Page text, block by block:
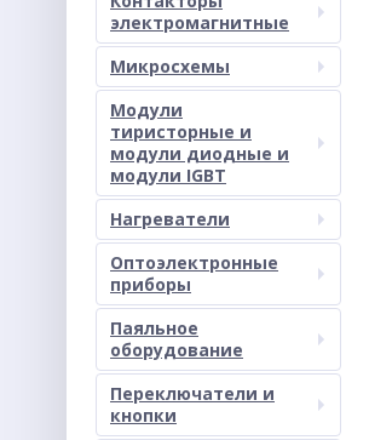
электромагнитные
Микросхемы
Модули
тиристорные и
модули диодные и
модули IGBT
Нагреватели
Оптоэлектронные
приборы
Паяльное
оборудование
Переключатели и
кнопки